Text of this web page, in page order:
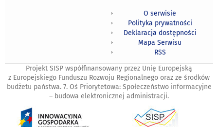
O serwisie
Polityka prywatności
Deklaracja dostępności
Mapa Serwisu
RSS
Projekt SISP współfinansowany przez Unię Europejską
z Europejskiego Funduszu Rozwoju Regionalnego oraz ze środków
budżetu państwa. 7. Oś Priorytetowa: Społeczeństwo informacyjne
– budowa elektronicznej administracji.